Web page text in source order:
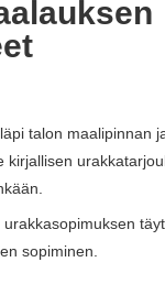
talon maalipinnan
kirjallisen
urakkasopimuksen
sopiminen.